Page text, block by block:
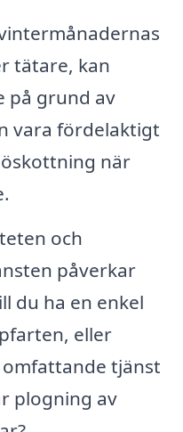
tätare, kan
på grund av
vara fördelaktigt
när
och
påverkar
du ha en enkel
eller
tjänst
plogning av